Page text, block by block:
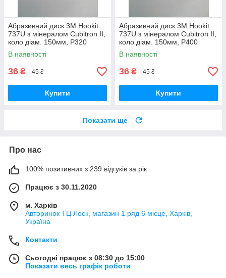
Абразивний диск 3M Hookit
737U з мінералом Cubitron II,
коло діам. 150мм, P320
В наявності
36 ₴ 45 ₴
Купити
Абразивний диск 3M Hookit
737U з мінералом Cubitron II,
коло діам. 150мм, P400
В наявності
36 ₴ 45 ₴
Купити
Показати ще
Про нас
100% позитивних з 239 відгуків за рік
Працює з 30.11.2020
м. Харків
Авторинок ТЦ Лоск, магазин 1 ряд 6 місце, Харків,
Україна
Контакти
Сьогодні працює з 08:30 до 15:00
Показати весь графік роботи